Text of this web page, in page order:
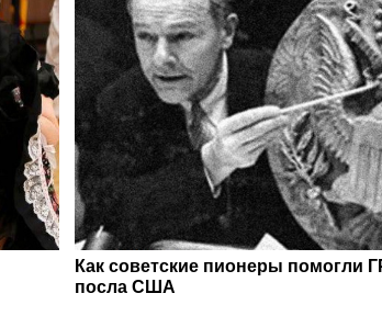
Как советские пионеры помогли
посла США